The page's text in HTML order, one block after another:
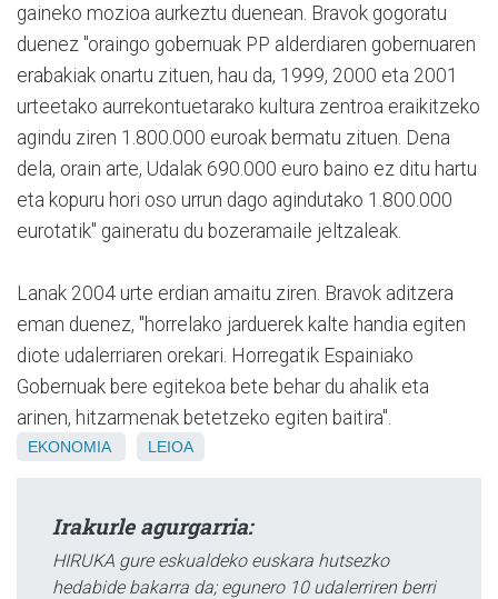
gaineko mozioa aurkeztu duenean. Bravok gogoratu
duenez "oraingo gobernuak PP alderdiaren gobernuaren
erabakiak onartu zituen, hau da, 1999, 2000 eta 2001
urteetako aurrekontuetarako kultura zentroa eraikitzeko
agindu ziren 1.800.000 euroak bermatu zituen. Dena
dela, orain arte, Udalak 690.000 euro baino ez ditu hartu
eta kopuru hori oso urrun dago agindutako 1.800.000
eurotatik" gaineratu du bozeramaile jeltzaleak.
Lanak 2004 urte erdian amaitu ziren. Bravok aditzera
eman duenez, "horrelako jarduerek kalte handia egiten
diote udalerriaren orekari. Horregatik Espainiako
Gobernuak bere egitekoa bete behar du ahalik eta
arinen, hitzarmenak betetzeko egiten baitira".
EKONOMIA LEIOA
Irakurle agurgarria:
HIRUKA gure eskualdeko euskara hutsezko
hedabide bakarra da; egunero 10 udalerriren berri